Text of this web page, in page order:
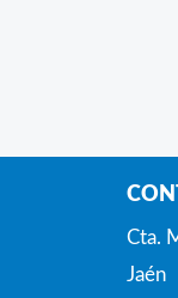
Cta.
Jaén